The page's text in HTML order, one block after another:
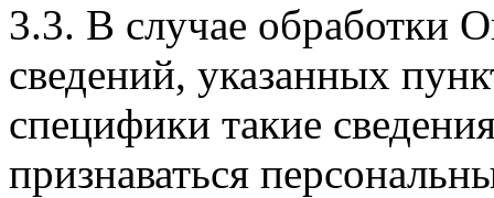
3.3. В случае обработки
сведений, указанных
специфики такие
признаваться